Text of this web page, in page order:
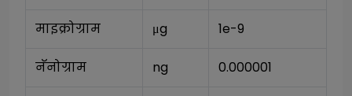
माइक्रोग्राम μg 1e-9
नॅनोग्राम ng 0.000001